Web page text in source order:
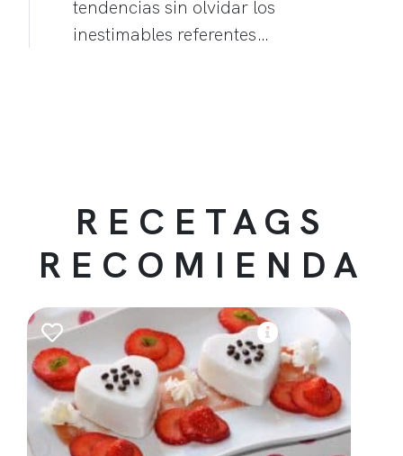
tendencias sin olvidar los
inestimables referentes…
RECETAGS
RECOMIENDA